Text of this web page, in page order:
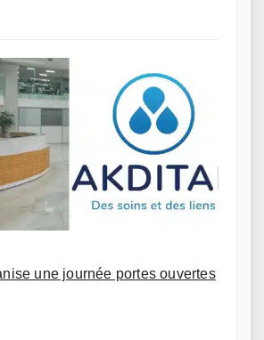
une journée portes ouvertes